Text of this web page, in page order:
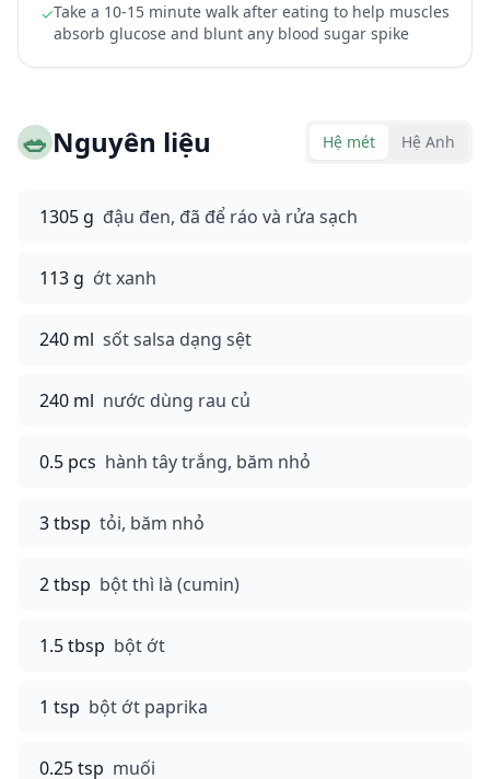
✓Take a 10-15 minute walk after eating to help muscles
absorb glucose and blunt any blood sugar spike
🥗Nguyên liệu Hệ mét Hệ Anh
1305 g đậu đen, đã để ráo và rửa sạch
113 g ớt xanh
240 ml sốt salsa dạng sệt
240 ml nước dùng rau củ
0.5 pcs hành tây trắng, băm nhỏ
3 tbsp tỏi, băm nhỏ
2 tbsp bột thì là (cumin)
1.5 tbsp bột ớt
1 tsp bột ớt paprika
0.25 tsp muối